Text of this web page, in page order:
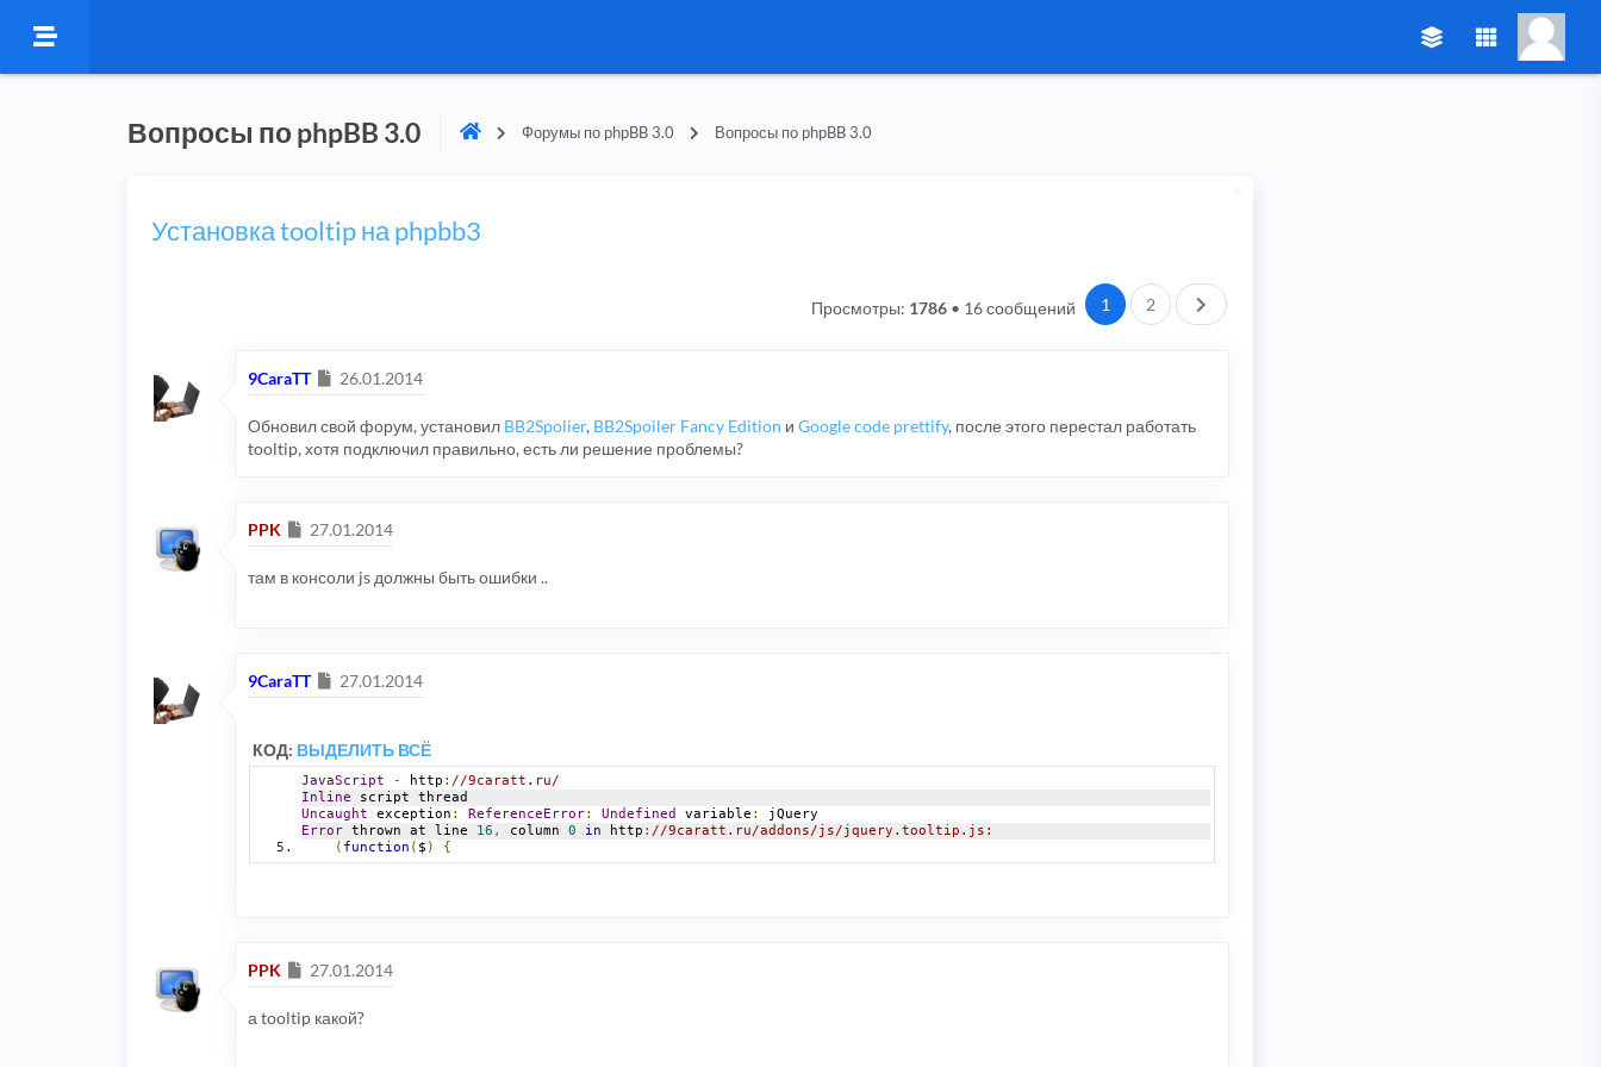
Вопросы по phpBB 3.0 Форумы по phpBB 3.0 Вопросы по phpBB 3.0
Установка tooltip на phpbb3
16 сообщений 1 2 След.
Просмотры: 1786•
9CaraTT Сообщение
26.01.2014
Обновил свой форум, установил BB2Spolier, BB2Spoiler Fancy Edition и Google code prettify, после этого перестал работать
tooltip, хотя подключил правильно, есть ли решение проблемы?
PPK Сообщение
27.01.2014
там в консоли js должны быть ошибки ..
9CaraTT Сообщение
27.01.2014
КОД: ВЫДЕЛИТЬ ВСЁ
JavaScript - http : //9caratt.ru/
Inline script thread
Uncaught exception : ReferenceError: Undefined variable :
jQuery
Error thrown at line 16 , column 0 in http : //9caratt.ru/addons/js/jquery.tooltip.js:
( function ( $ ) {
PPK Сообщение
27.01.2014
а tooltip какой?